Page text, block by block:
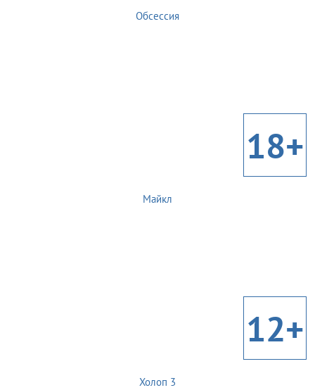
Обсессия
18+
Майкл
12+
Холоп 3